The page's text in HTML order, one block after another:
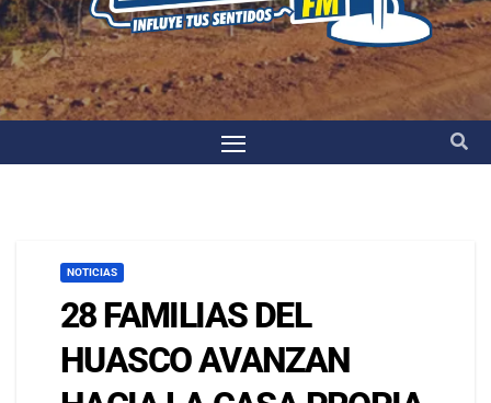
NOTICIAS
28 FAMILIAS DEL
HUASCO AVANZAN